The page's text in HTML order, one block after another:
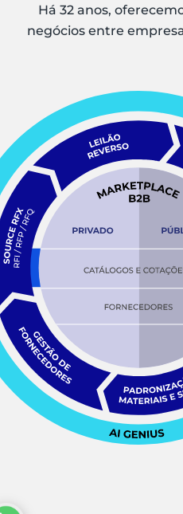
Há 32 anos,
negócios entre